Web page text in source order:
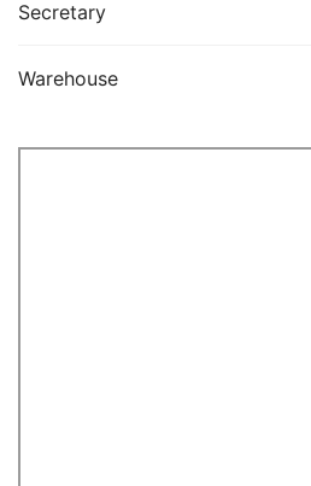
Secretary
Warehouse